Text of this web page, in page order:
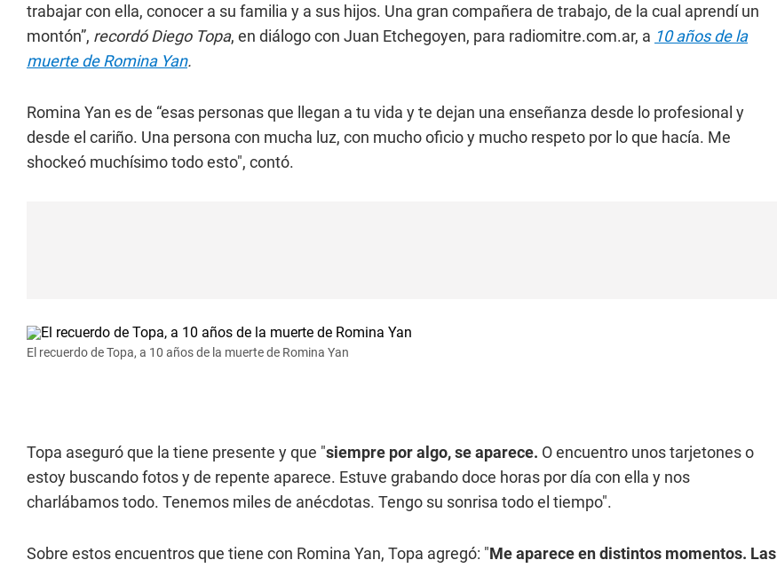
trabajar con ella, conocer a su familia y a sus hijos. Una gran compañera de trabajo, de la cual aprendí un
montón”, recordó Diego Topa, en diálogo con Juan Etchegoyen, para radiomitre.com.ar, a 10 años de la
muerte de Romina Yan.
Romina Yan es de “esas personas que llegan a tu vida y te dejan una enseñanza desde lo profesional y
desde el cariño. Una persona con mucha luz, con mucho oficio y mucho respeto por lo que hacía. Me
shockeó muchísimo todo esto", contó.
El recuerdo de Topa, a 10 años de la muerte de Romina Yan
Topa aseguró que la tiene presente y que "siempre por algo, se aparece. O encuentro unos tarjetones o
estoy buscando fotos y de repente aparece. Estuve grabando doce horas por día con ella y nos
charlábamos todo. Tenemos miles de anécdotas. Tengo su sonrisa todo el tiempo".
Sobre estos encuentros que tiene con Romina Yan, Topa agregó: "Me aparece en distintos momentos. Las